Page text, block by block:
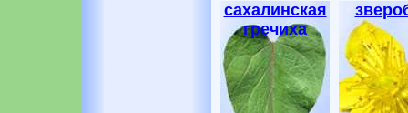
сахалинская
гречиха